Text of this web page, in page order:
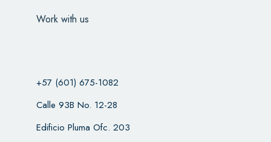
Work with us
+57 (601) 675-1082
Calle 93B No. 12-28
Edificio Pluma Ofc. 203